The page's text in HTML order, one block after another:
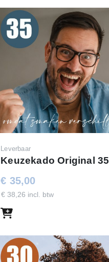
Leverbaar
Keuzekado Original 35
€ 35,00
€ 38,26 incl. btw